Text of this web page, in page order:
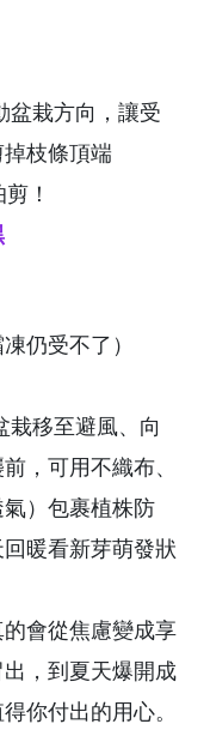
盆栽方向，讓受
枝條頂端
！
仍受不了）
栽移至避風、向
，可用不織布、
）包裹植株防
暖看新芽萌發狀
會從焦慮變成享
，到夏天爆開成
你付出的用心。